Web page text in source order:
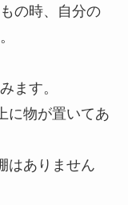
の時、自分の
ます。
に物が置いてあ
はありません